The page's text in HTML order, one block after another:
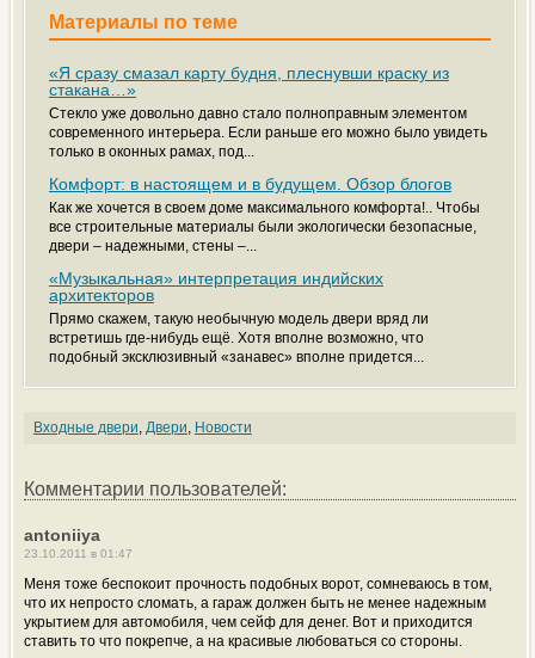
Материалы по теме
«Я сразу смазал карту будня, плеснувши краску из
стакана…»
Стекло уже довольно давно стало полноправным элементом
современного интерьера. Если раньше его можно было увидеть
только в оконных рамах, под...
Комфорт: в настоящем и в будущем. Обзор блогов
Как же хочется в своем доме максимального комфорта!.. Чтобы
все строительные материалы были экологически безопасные,
двери – надежными, стены –...
«Музыкальная» интерпретация индийских
архитекторов
Прямо скажем, такую необычную модель двери вряд ли
встретишь где-нибудь ещё. Хотя вполне возможно, что
подобный эксклюзивный «занавес» вполне придется...
Входные двери, Двери, Новости
Комментарии пользователей:
antoniiya
23.10.2011 в 01:47
Меня тоже беспокоит прочность подобных ворот, сомневаюсь в том,
что их непросто сломать, а гараж должен быть не менее надежным
укрытием для автомобиля, чем сейф для денег. Вот и приходится
ставить то что покрепче, а на красивые любоваться со стороны.